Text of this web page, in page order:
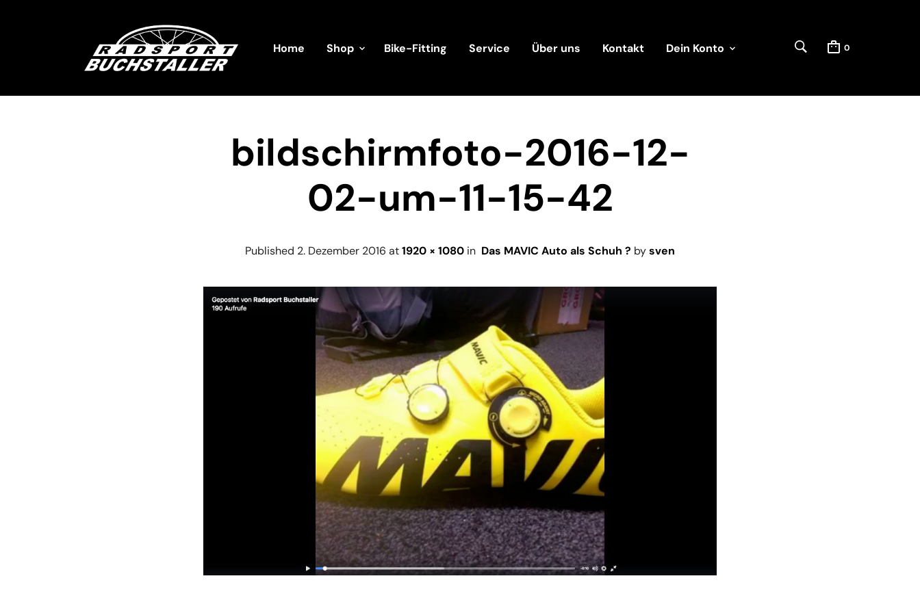
Home Shop Bike-Fitting Service Über uns Kontakt Dein Konto 0
bildschirmfoto-2016-12-
02-um-11-15-42
Published 2. Dezember 2016 at1920 × 1080 in Das MAVIC Auto als Schuh ? bysven